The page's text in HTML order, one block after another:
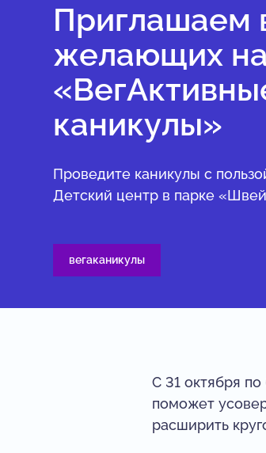
Приглашаем
желающих на
каникулы»
Проведите каникулы с
Детский центр в парке
вегаканикулы
С 31 октября
поможет
расширить